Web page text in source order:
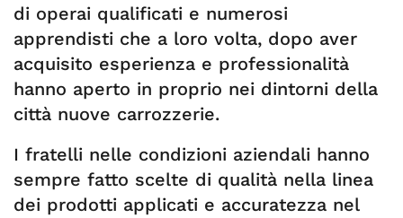
di operai qualificati e numerosi
apprendisti che a loro volta, dopo aver
acquisito esperienza e professionalità
hanno aperto in proprio nei dintorni della
città nuove carrozzerie.
I fratelli nelle condizioni aziendali hanno
sempre fatto scelte di qualità nella linea
dei prodotti applicati e accuratezza nel